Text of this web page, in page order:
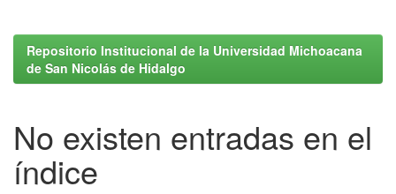
Repositorio Institucional de la Universidad Michoacana
de San Nicolás de Hidalgo
No existen entradas en el
índice